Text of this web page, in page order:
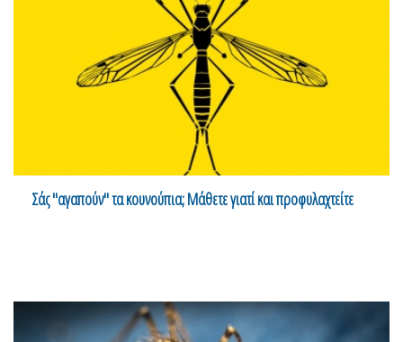
Σάς "αγαπούν" τα κουνούπια; Μάθετε γιατί και προφυλαχτείτε